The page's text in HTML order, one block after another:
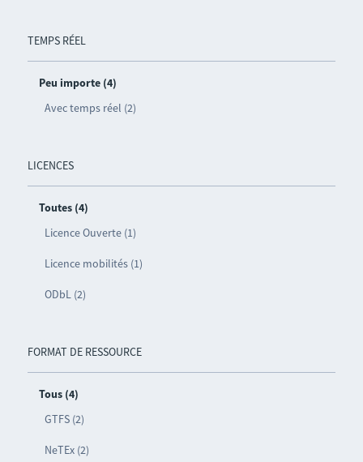
TEMPS RÉEL
Peu importe (4)
Avec temps réel (2)
LICENCES
Toutes (4)
Licence Ouverte (1)
Licence mobilités (1)
ODbL (2)
FORMAT DE RESSOURCE
Tous (4)
GTFS (2)
NeTEx (2)